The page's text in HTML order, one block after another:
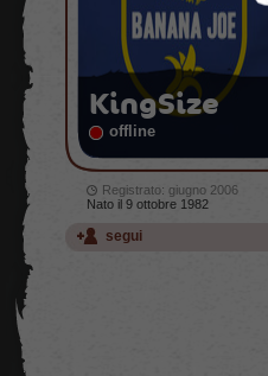
KingSize
offline
Registrato: giugno 2006
Nato il 9 ottobre 1982
segui